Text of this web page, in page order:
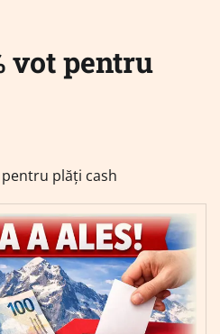
vot pentru
plăți cash